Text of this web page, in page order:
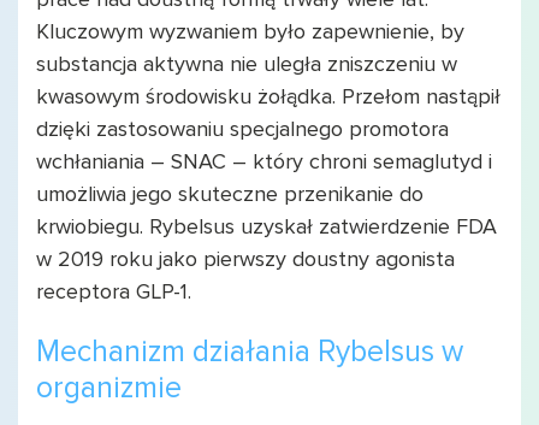
Kluczowym wyzwaniem było zapewnienie, by
substancja aktywna nie uległa zniszczeniu w
kwasowym środowisku żołądka. Przełom nastąpił
dzięki zastosowaniu specjalnego promotora
wchłaniania – SNAC – który chroni semaglutyd i
umożliwia jego skuteczne przenikanie do
krwiobiegu. Rybelsus uzyskał zatwierdzenie FDA
w 2019 roku jako pierwszy doustny agonista
receptora GLP-1.
Mechanizm działania Rybelsus w
organizmie